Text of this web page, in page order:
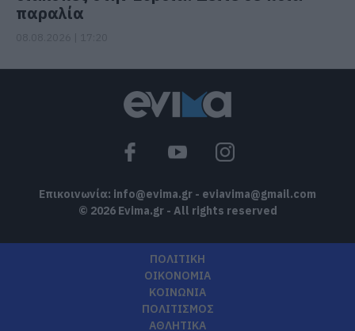
παραλία
Επικοινωνία: info@evima.gr - eviavima@gmail.com
© 2026 Evima.gr - All rights reserved
ΠΟΛΙΤΙΚΗ
ΟΙΚΟΝΟΜΙΑ
ΚΟΙΝΩΝΙΑ
ΠΟΛΙΤΙΣΜΟΣ
ΑΘΛΗΤΙΚΑ